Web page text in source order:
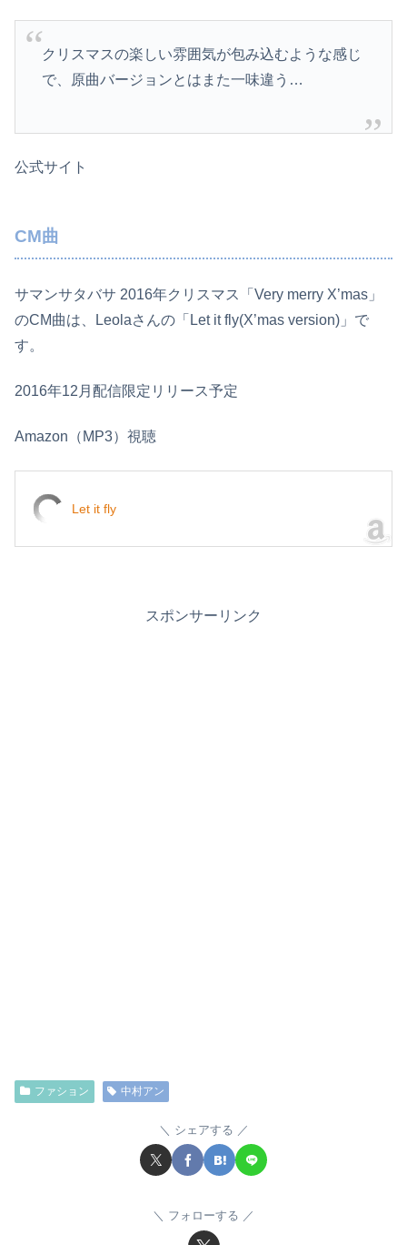
クリスマスの楽しい雰囲気が包み込むような感じ
で、原曲バージョンとはまた一味違う…
公式サイト
CM曲
サマンサタバサ 2016年クリスマス「Very merry X’mas」
のCM曲は、Leolaさんの「Let it fly(X’mas version)」で
す。
2016年12月配信限定リリース予定
Amazon（MP3）視聴
Let it fly
スポンサーリンク
ファション 中村アン
シェアする
フォローする